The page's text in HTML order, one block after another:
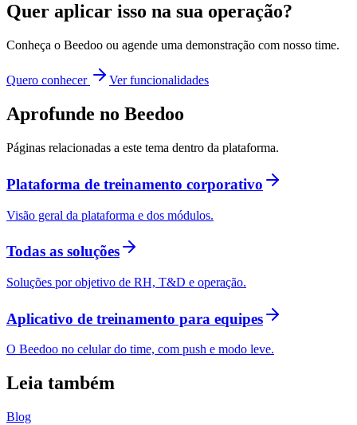
Quer aplicar isso na sua operação?
Conheça o Beedoo ou agende uma demonstração com nosso time.
Quero conhecer Ver funcionalidades
Aprofunde no Beedoo
Páginas relacionadas a este tema dentro da plataforma.
Plataforma de treinamento corporativo
Visão geral da plataforma e dos módulos.
Todas as soluções
Soluções por objetivo de RH, T&D e operação.
Aplicativo de treinamento para equipes
O Beedoo no celular do time, com push e modo leve.
Leia também
Blog